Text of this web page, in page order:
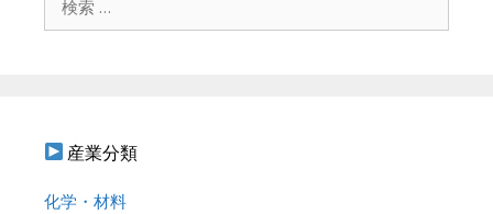
産業分類
化学・材料